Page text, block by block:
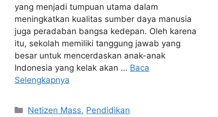
yang menjadi tumpuan utama dalam
meningkatkan kualitas sumber daya manusia
juga peradaban bangsa kedepan. Oleh karena
itu, sekolah memiliki tanggung jawab yang
besar untuk mencerdaskan anak-anak
Indonesia yang kelak akan … Baca
Selengkapnya
Kategori
Netizen Mass, Pendidikan